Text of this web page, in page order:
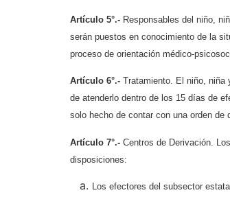
Artículo 5°.- Responsables del niño,
serán puestos en conocimiento de la
proceso de orientación médico-
Artículo 6°.- Tratamiento. El niño, niña
de atenderlo dentro de los 15 días de
solo hecho de contar con una orden de
Artículo 7°.- Centros de Derivación.
disposiciones:
Los efectores del subsector